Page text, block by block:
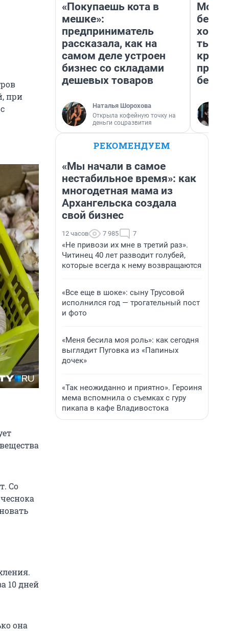
при
Со
10 дней
она
«Покупаешь кота в
мешке»:
предприниматель
рассказала, как на
самом деле устроен
бизнес со складами
дешевых товаров
Наталья Шорохова
Открыла кофейную точку на
деньги соцразвития
Мой
РЕКОМЕНДУЕМ
«Мы начали в самое
нестабильное время»: как
многодетная мама из
Архангельска создала
свой бизнес
12 часов 7 985 7
«Не привози их мне в третий раз».
Читинец 40 лет разводит голубей,
которые всегда к нему возвращаются
«Все еще в шоке»: сыну Трусовой
исполнился год — трогательный пост
и фото
«Меня бесила моя роль»: как сегодня
выглядит Пуговка из «Папиных
дочек»
«Так неожиданно и приятно». Героиня
мема вспомнила о съемках с гуру
пикапа в кафе Владивостока